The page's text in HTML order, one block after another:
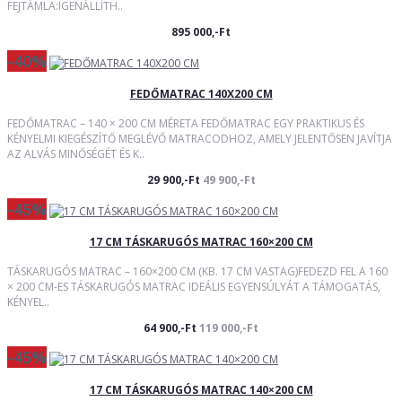
FEJTÁMLA:IGENÁLLÍTH..
895 000,-Ft
-40%
FEDŐMATRAC 140X200 CM
FEDŐMATRAC – 140 × 200 CM MÉRETA FEDŐMATRAC EGY PRAKTIKUS ÉS
KÉNYELMI KIEGÉSZÍTŐ MEGLÉVŐ MATRACODHOZ, AMELY JELENTŐSEN JAVÍTJA
AZ ALVÁS MINŐSÉGÉT ÉS K..
29 900,-Ft 49 900,-Ft
-45%
17 CM TÁSKARUGÓS MATRAC 160×200 CM
TÁSKARUGÓS MATRAC – 160×200 CM (KB. 17 CM VASTAG)FEDEZD FEL A 160
× 200 CM-ES TÁSKARUGÓS MATRAC IDEÁLIS EGYENSÚLYÁT A TÁMOGATÁS,
KÉNYEL..
64 900,-Ft 119 000,-Ft
-45%
17 CM TÁSKARUGÓS MATRAC 140×200 CM